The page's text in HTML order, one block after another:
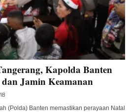
Kapolda Banten
Jamin Keamanan
(Polda) Banten memastikan perayaan Natal